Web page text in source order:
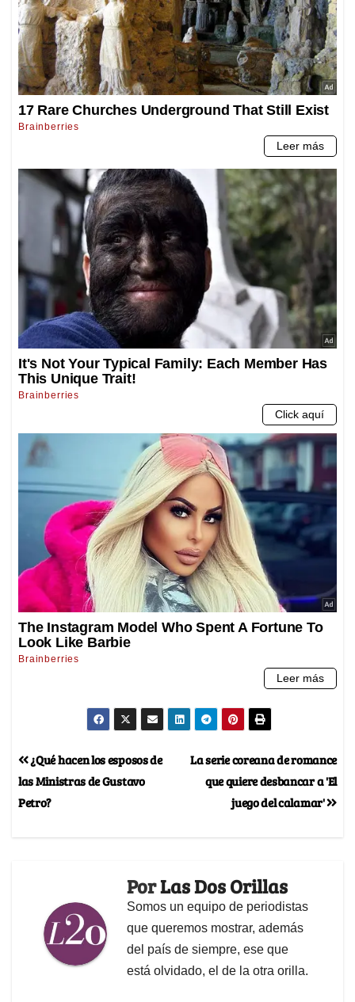
La serie coreana de romance
que quiere desbancar a 'El
juego del calamar'
¿Qué hacen los esposos de
las Ministras de Gustavo
Petro?
PorLas Dos Orillas
Somos un equipo de periodistas
que queremos mostrar, además
del país de siempre, ese que
está olvidado, el de la otra orilla.